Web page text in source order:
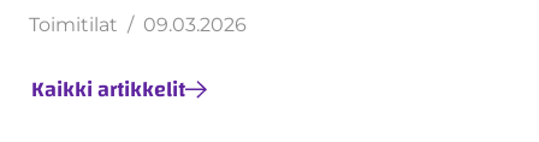
Toimitilat 09.03.2026
Kaikki artikkelit